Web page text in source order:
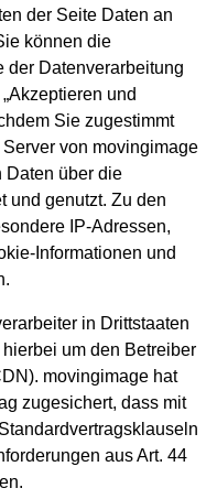
der Seite Daten an
können die
der Datenverarbeitung
und
Sie zugestimmt
von movingimage
Daten über die
und genutzt. Zu den
IP-Adressen,
Informationen und
in Drittstaaten
um den Betreiber
movingimage hat
zugesichert, dass mit
aus Art. 44